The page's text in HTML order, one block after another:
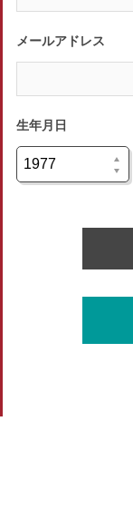
メールアドレス
生年月日